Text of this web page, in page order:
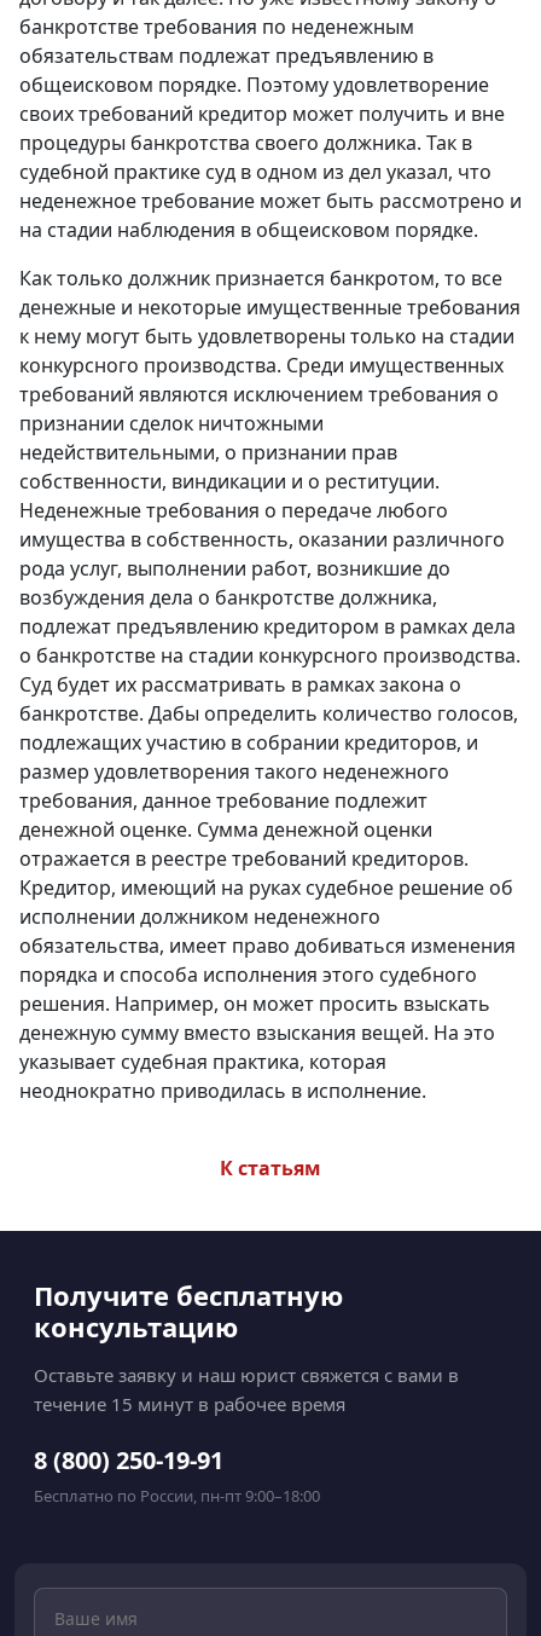
банкротстве требования по неденежным
обязательствам подлежат предъявлению в
общеисковом порядке. Поэтому удовлетворение
своих требований кредитор может получить и вне
процедуры банкротства своего должника. Так в
судебной практике суд в одном из дел указал, что
неденежное требование может быть рассмотрено и
на стадии наблюдения в общеисковом порядке.
Как только должник признается банкротом, то все
денежные и некоторые имущественные требования
к нему могут быть удовлетворены только на стадии
конкурсного производства. Среди имущественных
требований являются исключением требования о
признании сделок ничтожными
недействительными, о признании прав
собственности, виндикации и о реституции.
Неденежные требования о передаче любого
имущества в собственность, оказании различного
рода услуг, выполнении работ, возникшие до
возбуждения дела о банкротстве должника,
подлежат предъявлению кредитором в рамках дела
o банкротстве на стадии конкурсного производства.
Суд будет их рассматривать в рамках закона o
банкротстве. Дабы определить количество голосов,
подлежащих участию в собрании кредиторов, и
размер удовлетворения такого неденежного
требования, данное требование подлежит
денежной оценке. Сумма денежной оценки
отражается в реестре требований кредиторов.
Кредитор, имеющий на руках судебное решение об
исполнении должником неденежного
обязательства, имеет право добиваться изменения
порядка и способа исполнения этого судебного
решения. Например, он может просить взыскать
денежную сумму вместо взыскания вещей. На это
указывает судебная практика, которая
неоднократно приводилась в исполнение.
К статьям
Получите бесплатную
консультацию
Оставьте заявку и наш юрист свяжется с вами в
течение 15 минут в рабочее время
8 (800) 250-19-91
Бесплатно по России, пн-пт 9:00–18:00